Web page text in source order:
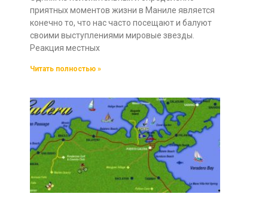
приятных моментов жизни в Маниле является
конечно то, что нас часто посещают и балуют
своими выступлениями мировые звезды.
Реакция местных
Читать полностью »